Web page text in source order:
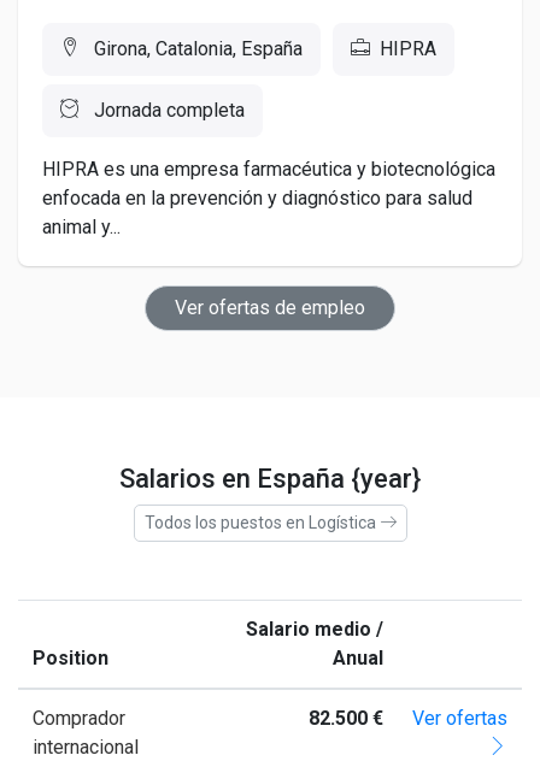
Girona, Catalonia, España HIPRA
Jornada completa
HIPRA es una empresa farmacéutica y biotecnológica
enfocada en la prevención y diagnóstico para salud
animal y...
Ver ofertas de empleo
Salarios en España {year}
Todos los puestos en Logística
Position
Salario medio /
Anual
Comprador
internacional
82.500 € Ver ofertas